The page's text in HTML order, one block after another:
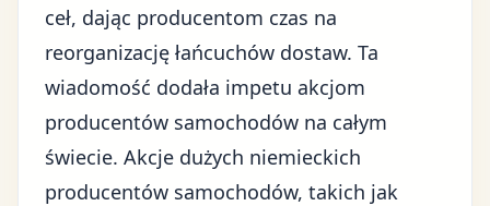
ceł, dając producentom czas na
reorganizację łańcuchów dostaw. Ta
wiadomość dodała impetu akcjom
producentów samochodów na całym
świecie. Akcje dużych niemieckich
producentów samochodów, takich jak